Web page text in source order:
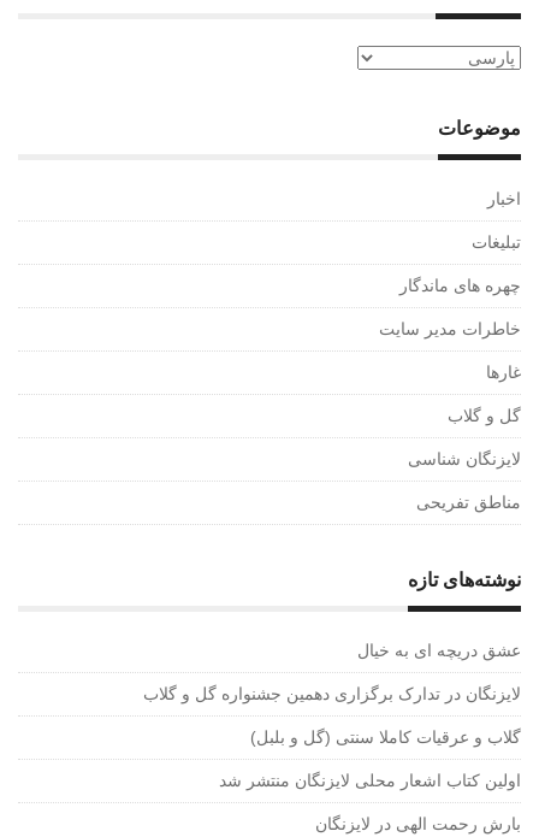
موضوعات
اخبار
تبلیغات
چهره های ماندگار
خاطرات مدیر سایت
غارها
گل و گلاب
لایزنگان شناسی
مناطق تفریحی
نوشته‌های تازه
عشق دریچه ای به خیال
لایزنگان در تدارک برگزاری دهمین جشنواره گل و گلاب
گلاب و عرقیات کاملا سنتی (گل و بلبل)
اولین کتاب اشعار محلی لایزنگان منتشر شد
بارش رحمت الهی در لایزنگان